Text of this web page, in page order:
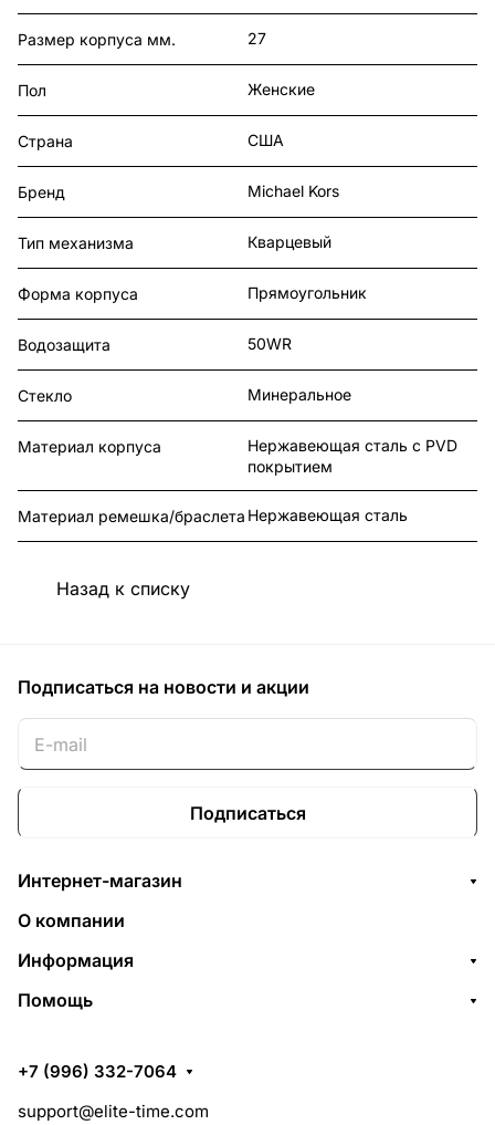
Размер корпуса мм. 27
Пол Женские
Страна США
Бренд Michael Kors
Тип механизма Кварцевый
Форма корпуса Прямоугольник
Водозащита 50WR
Стекло Минеральное
Материал корпуса
Нержавеющая сталь с PVD
покрытием
Материал ремешка/браслета Нержавеющая сталь
Назад к списку
Подписаться на новости и акции
Подписаться
Интернет-магазин
О компании
Информация
Помощь
+7 (996) 332-7064
support@elite-time.com